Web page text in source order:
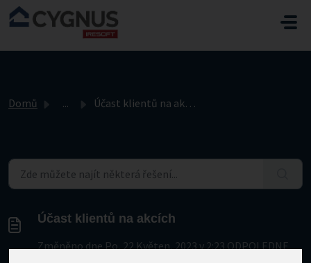
Přeskočit na hlavní obsah
Domů ... Účast klientů na akcích
Účast klientů na akcích
Změněno dne Po, 22 Květen, 2023 v 2:23 ODPOLEDNE